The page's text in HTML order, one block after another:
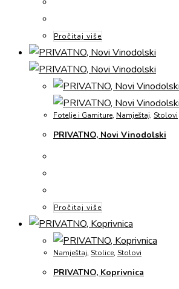
Pročitaj više
Fotelje i Garniture, Namještaj, Stolovi
PRIVATNO, Novi Vinodolski
Pročitaj više
Namještaj, Stolice, Stolovi
PRIVATNO, Koprivnica